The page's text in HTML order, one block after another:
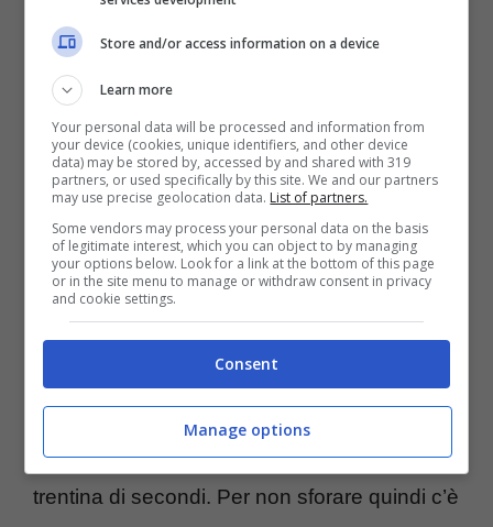
L’Eurovision Song Contest avrà luogo
Malmö, in Svezia, dal 7 all’11 maggio
prossimi.
durata massima di tre minuti per brano.
Indicazione dalla quale non è possibile
scappare. Questo è l’unico motivo che ha
portatola figlia di Mango e di Laura
Valentea dovere rendere più breve la sua
“La noia”.
La durata originale è di tre minuti e 29
secondi all’incirca, con un taglio di una
trentina di secondi. Per non sforare quindi c’è
Store and/or access information on a device
Learn more
Your personal data will be processed and information from
your device (cookies, unique identifiers, and other device
data) may be stored by, accessed by and shared with 319
partners, or used specifically by this site. We and our partners
may use precise geolocation data. List of partners.
Some vendors may process your personal data on the basis
of legitimate interest, which you can object to by managing
your options below. Look for a link at the bottom of this page
or in the site menu to manage or withdraw consent in privacy
and cookie settings.
Consent
Manage options